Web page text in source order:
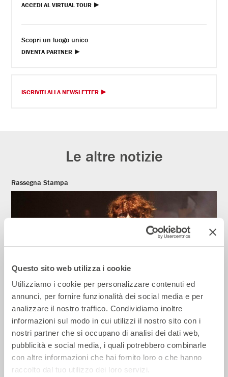
Questo sito web utilizza i cookie
Utilizziamo i cookie per personalizzare contenuti ed
annunci, per fornire funzionalità dei social media e per
analizzare il nostro traffico. Condividiamo inoltre
informazioni sul modo in cui utilizzi il nostro sito con i
nostri partner che si occupano di analisi dei dati web,
pubblicità e social media, i quali potrebbero combinarle
con altre informazioni che hai fornito loro o che hanno
raccolto dal tuo utilizzo dei loro servizi.
ACCEDI AL VIRTUAL TOUR
Scopri un luogo unico
DIVENTA PARTNER
ISCRIVITI ALLA NEWSLETTER
Le altre notizie
Rassegna Stampa
Il Giornale – Mirandolina intona le note
dei cantautori
28 Luglio 2026